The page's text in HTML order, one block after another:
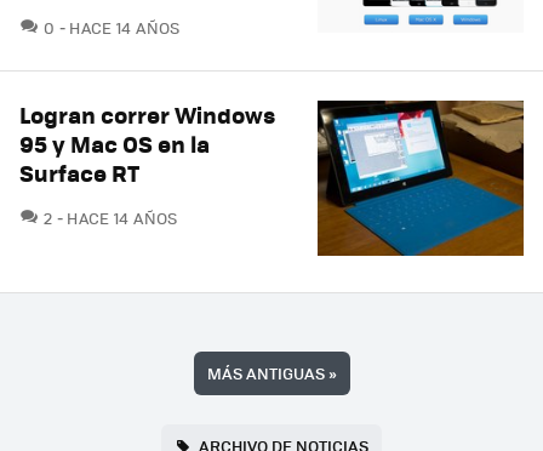
0 COMENTARIOS
HACE 14 AÑOS
Logran correr Windows
95 y Mac OS en la
Surface RT
2 COMENTARIOS
HACE 14 AÑOS
MÁS ANTIGUAS»
ARCHIVO DE NOTICIAS